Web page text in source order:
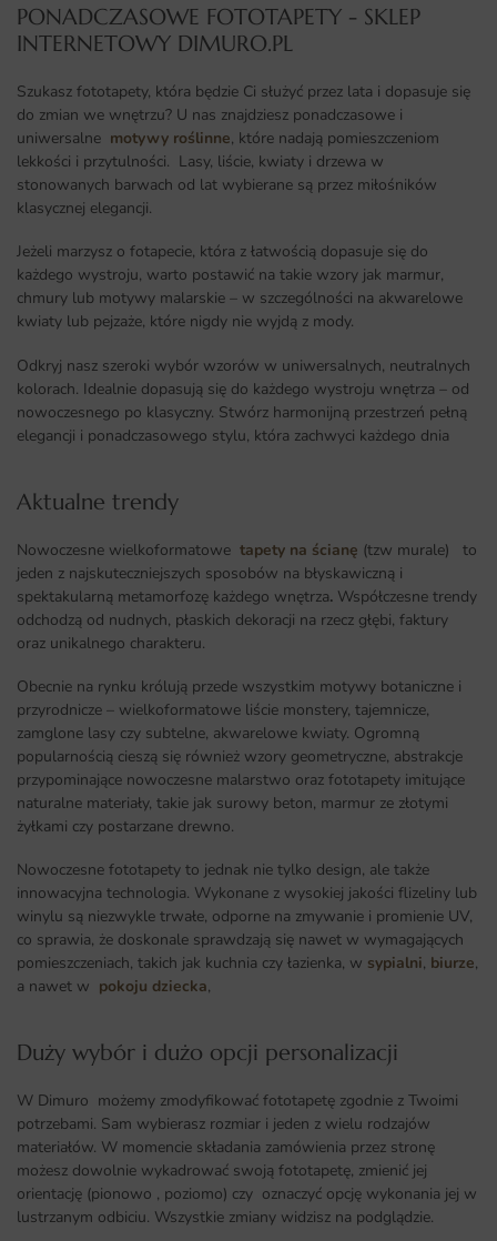
PONADCZASOWE FOTOTAPETY - SKLEP
INTERNETOWY DIMURO.PL​
Szukasz fototapety, która będzie Ci służyć przez lata i dopasuje się
do zmian we wnętrzu? U nas znajdziesz ponadczasowe i
uniwersalne motywy roślinne, które nadają pomieszczeniom
lekkości i przytulności. Lasy, liście, kwiaty i drzewa w
stonowanych barwach od lat wybierane są przez miłośników
klasycznej elegancji.
Jeżeli marzysz o fotapecie, która z łatwością dopasuje się do
każdego wystroju, warto postawić na takie wzory jak marmur,
chmury lub motywy malarskie – w szczególności na akwarelowe
kwiaty lub pejzaże, które nigdy nie wyjdą z mody.
Odkryj nasz szeroki wybór wzorów w uniwersalnych, neutralnych
kolorach. Idealnie dopasują się do każdego wystroju wnętrza – od
nowoczesnego po klasyczny. Stwórz harmonijną przestrzeń pełną
elegancji i ponadczasowego stylu, która zachwyci każdego dnia
Aktualne trendy​
Nowoczesne wielkoformatowe tapety na ścianę (tzw murale) to
jeden z najskuteczniejszych sposobów na błyskawiczną i
spektakularną metamorfozę każdego wnętrza. Współczesne trendy
odchodzą od nudnych, płaskich dekoracji na rzecz głębi, faktury
oraz unikalnego charakteru.
Obecnie na rynku królują przede wszystkim motywy botaniczne i
przyrodnicze – wielkoformatowe liście monstery, tajemnicze,
zamglone lasy czy subtelne, akwarelowe kwiaty. Ogromną
popularnością cieszą się również wzory geometryczne, abstrakcje
przypominające nowoczesne malarstwo oraz fototapety imitujące
naturalne materiały, takie jak surowy beton, marmur ze złotymi
żyłkami czy postarzane drewno.
Nowoczesne fototapety to jednak nie tylko design, ale także
innowacyjna technologia. Wykonane z wysokiej jakości flizeliny lub
winylu są niezwykle trwałe, odporne na zmywanie i promienie UV,
co sprawia, że doskonale sprawdzają się nawet w wymagających
pomieszczeniach, takich jak kuchnia czy łazienka, w sypialni, biurze,
a nawet w pokoju dziecka,
Duży wybór i dużo opcji personalizacji ​
W Dimuro możemy zmodyfikować fototapetę zgodnie z Twoimi
potrzebami. Sam wybierasz rozmiar i jeden z wielu rodzajów
materiałów. W momencie składania zamówienia przez stronę
możesz dowolnie wykadrować swoją fototapetę, zmienić jej
orientację (pionowo , poziomo) czy oznaczyć opcję wykonania jej w
lustrzanym odbiciu. Wszystkie zmiany widzisz na podglądzie.